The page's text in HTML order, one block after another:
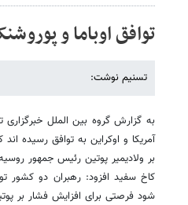
توافق اوباما و
تسنیم نوشت:
به گزارش گروه بین الملل خبرگزاری
آمریکا و اوکراین به توافق رسیده
بر ولادیمیر پوتین رئیس جمهور
شود فرصتی برای افزایش فشار بر